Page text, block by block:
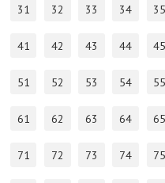
31 32 33 34 35
41 42 43 44 45
51 52 53 54 55
61 62 63 64 65
71 72 73 74 75